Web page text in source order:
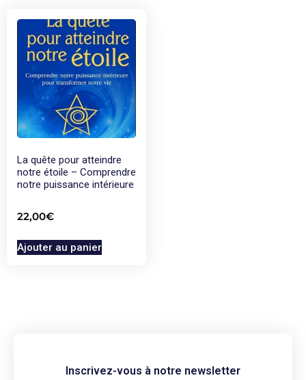
La quête pour atteindre
notre étoile – Comprendre
notre puissance intérieure
22,00€
Ajouter au panier
Inscrivez-vous à notre newsletter